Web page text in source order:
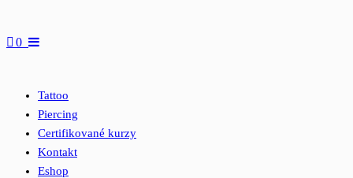
0
Tattoo
Piercing
Certifikované kurzy
Kontakt
Eshop